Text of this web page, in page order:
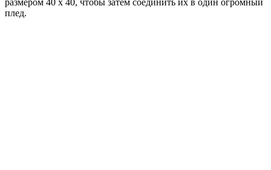
размером 40 x 40, чтобы затем соединить их в один огромный
плед.